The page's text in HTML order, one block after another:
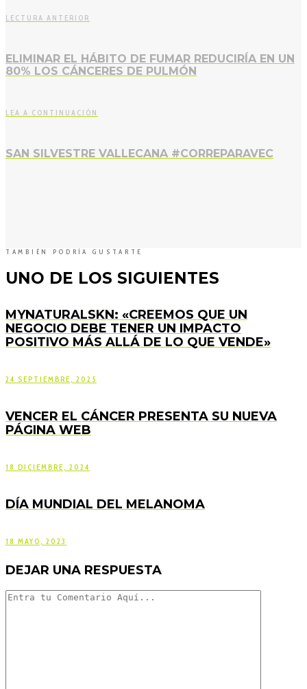
LECTURA ANTERIOR
ELIMINAR EL HÁBITO DE FUMAR REDUCIRÍA EN UN
80% LOS CÁNCERES DE PULMÓN
LEA A CONTINUACIÓN
SAN SILVESTRE VALLECANA #CORREPARAVEC
TAMBIÉN PODRÍA GUSTARTE
UNO DE LOS SIGUIENTES
MYNATURALSKN: «CREEMOS QUE UN
NEGOCIO DEBE TENER UN IMPACTO
POSITIVO MÁS ALLÁ DE LO QUE VENDE»
24 SEPTIEMBRE, 2025
VENCER EL CÁNCER PRESENTA SU NUEVA
PÁGINA WEB
18 DICIEMBRE, 2024
DÍA MUNDIAL DEL MELANOMA
18 MAYO, 2023
DEJAR UNA RESPUESTA